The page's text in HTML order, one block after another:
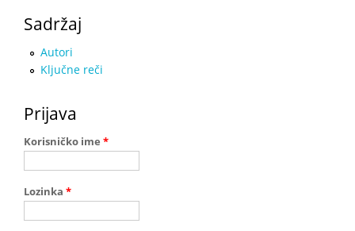
Sadržaj
Autori
Ključne reči
Prijava
Korisničko ime *
Lozinka *